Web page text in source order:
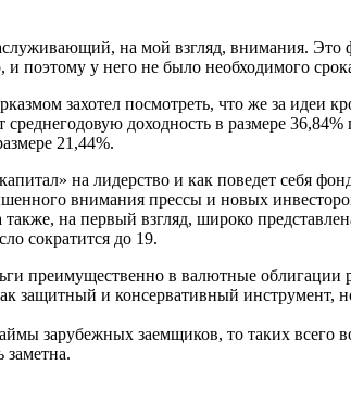
на мой взгляд, внимания.
поэтому у него не было необходимого
захотел посмотреть, что же за идеи
среднегодовую доходность в размере
21,44%.
на лидерство и как поведет себя
внимания прессы и новых
на первый взгляд, широко
сократится до 19.
преимущественно в валютные облигации
защитный и консервативный
зарубежных заемщиков, то таких